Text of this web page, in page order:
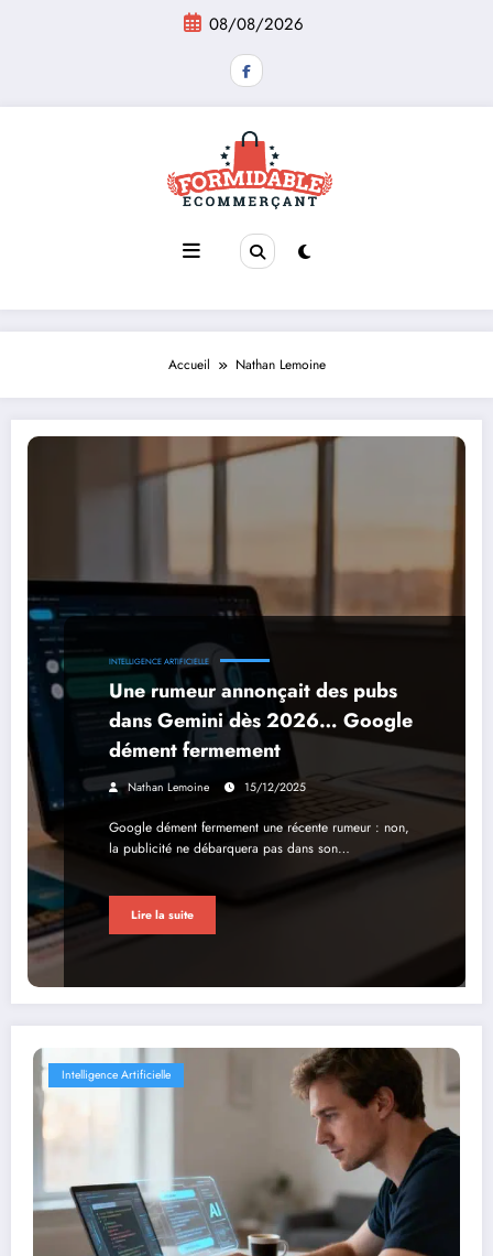
08/08/2026
Accueil Nathan Lemoine
INTELLIGENCE ARTIFICIELLE
Une rumeur annonçait des pubs
dans Gemini dès 2026… Google
dément fermement
Nathan Lemoine 15/12/2025
Google dément fermement une récente rumeur : non,
la publicité ne débarquera pas dans son…
Lire la suite
Intelligence Artificielle